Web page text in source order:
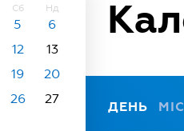
Сб Нд
5
6
12
13
19
20
26
27
ДЕНЬ